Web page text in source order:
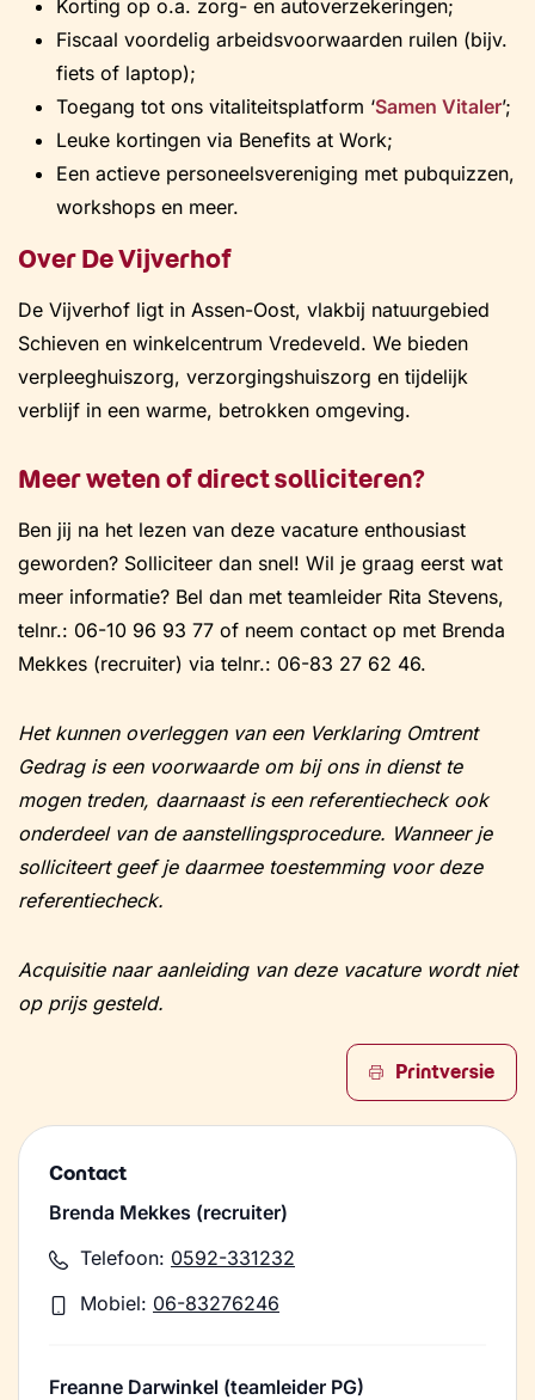
Korting op o.a. zorg- en autoverzekeringen;
Fiscaal voordelig arbeidsvoorwaarden ruilen (bijv.
fiets of laptop);
Toegang tot ons vitaliteitsplatform ‘Samen Vitaler’;
Leuke kortingen via Benefits at Work;
Een actieve personeelsvereniging met pubquizzen,
workshops en meer.
Over De Vijverhof
De Vijverhof ligt in Assen-Oost, vlakbij natuurgebied
Schieven en winkelcentrum Vredeveld. We bieden
verpleeghuiszorg, verzorgingshuiszorg en tijdelijk
verblijf in een warme, betrokken omgeving.
Meer weten of direct solliciteren?
Ben jij na het lezen van deze vacature enthousiast
geworden? Solliciteer dan snel! Wil je graag eerst wat
meer informatie? Bel dan met teamleider Rita Stevens,
telnr.: 06-10 96 93 77 of neem contact op met Brenda
Mekkes (recruiter) via telnr.: 06-83 27 62 46.
Het kunnen overleggen van een Verklaring Omtrent
Gedrag is een voorwaarde om bij ons in dienst te
mogen treden, daarnaast is een referentiecheck ook
onderdeel van de aanstellingsprocedure. Wanneer je
solliciteert geef je daarmee toestemming voor deze
referentiecheck.
Acquisitie naar aanleiding van deze vacature wordt niet
op prijs gesteld.
Printversie
Contact
Brenda Mekkes (recruiter)
Telefoon: 0592-331232
Mobiel: 06-83276246
Freanne Darwinkel (teamleider PG)